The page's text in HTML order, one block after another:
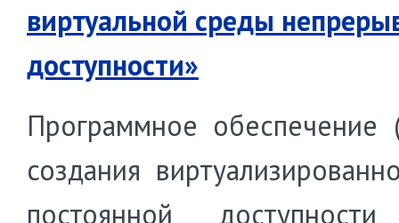
виртуальной среды
доступности»
Программное
создания
постоянной